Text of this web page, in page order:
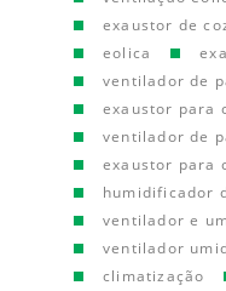
exaustor de
eolica
ventilador de
exaustor para
ventilador de
exaustor para
humidificador
ventilador e
ventilador
climatização